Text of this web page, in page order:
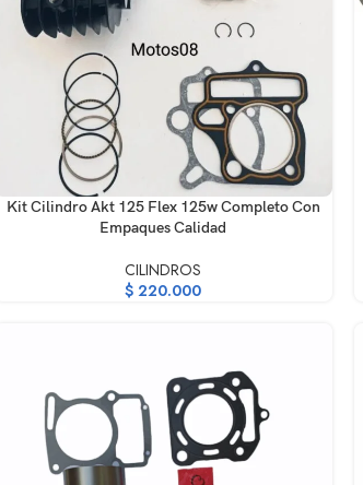
AÑADIR AL CARRITO
Kit Cilindro Akt 125 Flex 125w Completo Con
Empaques Calidad
CILINDROS
$ 220.000